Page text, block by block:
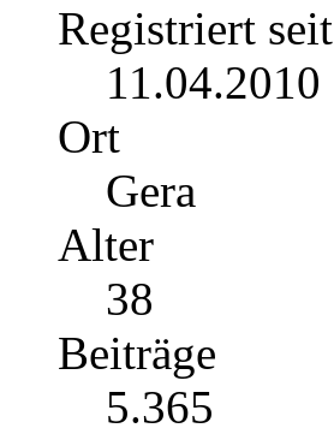
Registriert seit
11.04.2010
Ort
Gera
Alter
38
Beiträge
5.365